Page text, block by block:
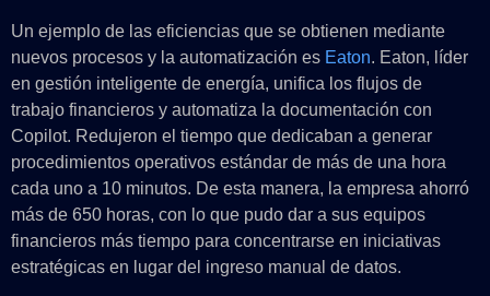
Un ejemplo de las eficiencias que se obtienen mediante
nuevos procesos y la automatización es Eaton. Eaton, líder
en gestión inteligente de energía, unifica los flujos de
trabajo financieros y automatiza la documentación con
Copilot. Redujeron el tiempo que dedicaban a generar
procedimientos operativos estándar de más de una hora
cada uno a 10 minutos. De esta manera, la empresa ahorró
más de 650 horas, con lo que pudo dar a sus equipos
financieros más tiempo para concentrarse en iniciativas
estratégicas en lugar del ingreso manual de datos.